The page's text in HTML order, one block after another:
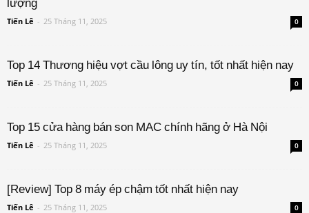
lượng
Tiến Lê - 25 Tháng 11, 2025 0
Top 14 Thương hiệu vợt cầu lông uy tín, tốt nhất hiện nay
Tiến Lê - 25 Tháng 11, 2025 0
Top 15 cửa hàng bán son MAC chính hãng ở Hà Nội
Tiến Lê - 25 Tháng 11, 2025 0
[Review] Top 8 máy ép chậm tốt nhất hiện nay
Tiến Lê - 25 Tháng 11, 2025 0